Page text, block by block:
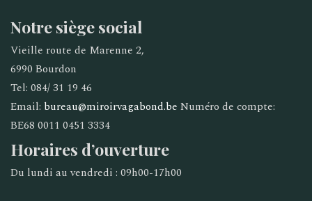
Notre siège social
Vieille route de Marenne 2,
6990 Bourdon
Tel: 084/ 31 19 46
Email: bureau@miroirvagabond.be Numéro de compte:
BE68 0011 0451 3334
Horaires d’ouverture
Du lundi au vendredi : 09h00-17h00